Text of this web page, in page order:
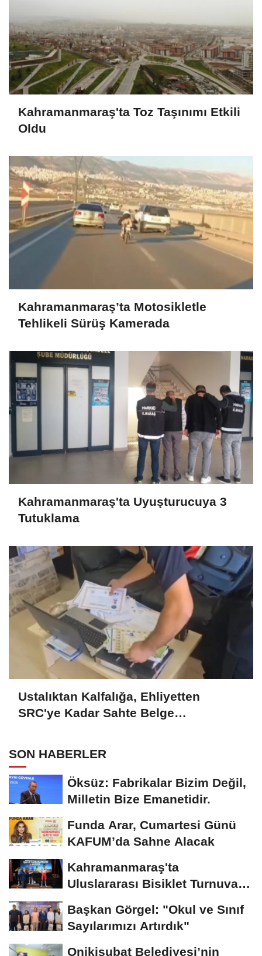
Kahramanmaraş'ta Toz Taşınımı Etkili
Oldu
Kahramanmaraş’ta Motosikletle
Tehlikeli Sürüş Kamerada
Kahramanmaraş'ta Uyuşturucuya 3
Tutuklama
Ustalıktan Kalfalığa, Ehliyetten
SRC'ye Kadar Sahte Belge
SON HABERLER
Öksüz: Fabrikalar Bizim Değil,
Milletin Bize Emanetidir.
Funda Arar, Cumartesi Günü
KAFUM’da Sahne Alacak
Kahramanmaraş'ta
Uluslararası Bisiklet Turnuvası
Başkan Görgel: "Okul ve Sınıf
Sayılarımızı Artırdık"
Onikişubat Belediyesi’nin